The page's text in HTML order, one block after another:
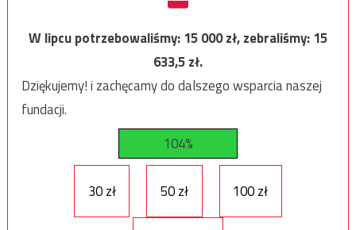
W lipcu potrzebowaliśmy:15 000zł, zebraliśmy:15
633,5zł.
Dziękujemy! i zachęcamy do dalszego wsparcia naszej
fundacji.
104%
30 zł 50 zł 100 zł